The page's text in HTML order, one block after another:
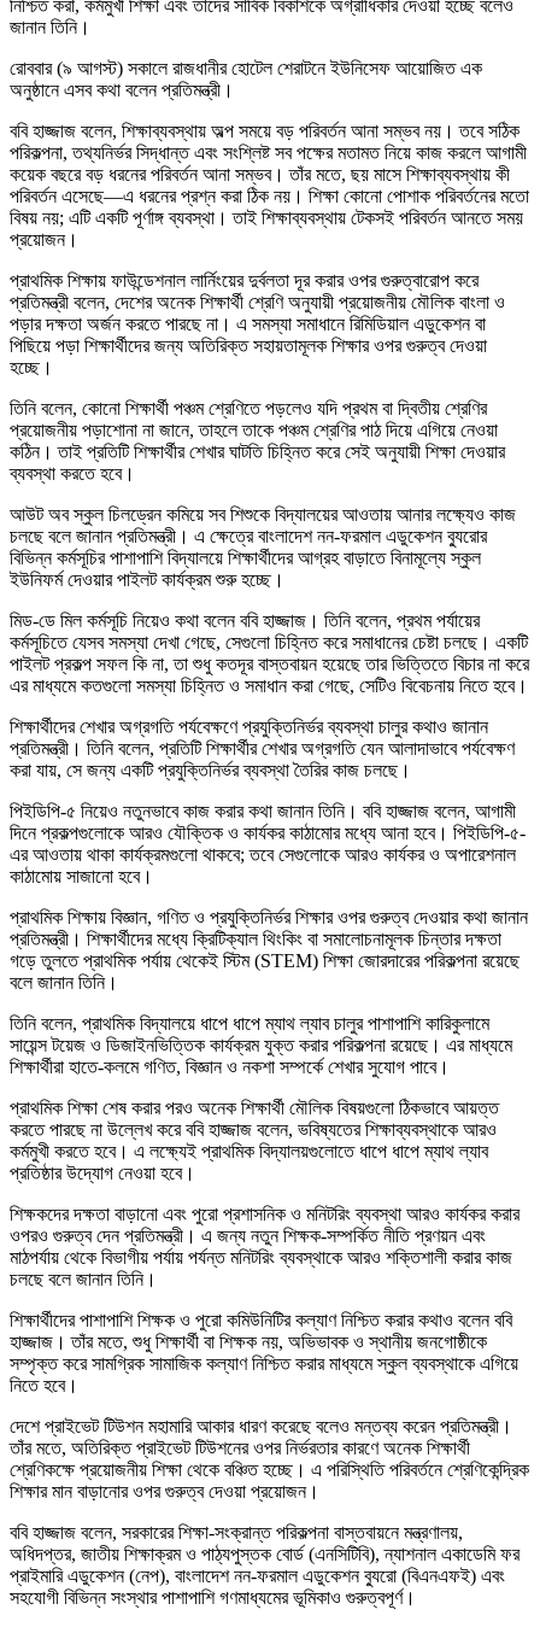
নিশ্চিত করা, কর্মমুখী শিক্ষা এবং তাদের সার্বিক বিকাশকে অগ্রাধিকার দেওয়া হচ্ছে বলেও
জানান তিনি।
রোববার (৯ আগস্ট) সকালে রাজধানীর হোটেল শেরাটনে ইউনিসেফ আয়োজিত এক
অনুষ্ঠানে এসব কথা বলেন প্রতিমন্ত্রী।
ববি হাজ্জাজ বলেন, শিক্ষাব্যবস্থায় অল্প সময়ে বড় পরিবর্তন আনা সম্ভব নয়। তবে সঠিক
পরিকল্পনা, তথ্যনির্ভর সিদ্ধান্ত এবং সংশ্লিষ্ট সব পক্ষের মতামত নিয়ে কাজ করলে আগামী
কয়েক বছরে বড় ধরনের পরিবর্তন আনা সম্ভব। তাঁর মতে, ছয় মাসে শিক্ষাব্যবস্থায় কী
পরিবর্তন এসেছে—এ ধরনের প্রশ্ন করা ঠিক নয়। শিক্ষা কোনো পোশাক পরিবর্তনের মতো
বিষয় নয়; এটি একটি পূর্ণাঙ্গ ব্যবস্থা। তাই শিক্ষাব্যবস্থায় টেকসই পরিবর্তন আনতে সময়
প্রয়োজন।
প্রাথমিক শিক্ষায় ফাউন্ডেশনাল লার্নিংয়ের দুর্বলতা দূর করার ওপর গুরুত্বারোপ করে
প্রতিমন্ত্রী বলেন, দেশের অনেক শিক্ষার্থী শ্রেণি অনুযায়ী প্রয়োজনীয় মৌলিক বাংলা ও
পড়ার দক্ষতা অর্জন করতে পারছে না। এ সমস্যা সমাধানে রিমিডিয়াল এডুকেশন বা
পিছিয়ে পড়া শিক্ষার্থীদের জন্য অতিরিক্ত সহায়তামূলক শিক্ষার ওপর গুরুত্ব দেওয়া
হচ্ছে।
তিনি বলেন, কোনো শিক্ষার্থী পঞ্চম শ্রেণিতে পড়লেও যদি প্রথম বা দ্বিতীয় শ্রেণির
প্রয়োজনীয় পড়াশোনা না জানে, তাহলে তাকে পঞ্চম শ্রেণির পাঠ দিয়ে এগিয়ে নেওয়া
কঠিন। তাই প্রতিটি শিক্ষার্থীর শেখার ঘাটতি চিহ্নিত করে সেই অনুযায়ী শিক্ষা দেওয়ার
ব্যবস্থা করতে হবে।
আউট অব স্কুল চিলড্রেন কমিয়ে সব শিশুকে বিদ্যালয়ের আওতায় আনার লক্ষ্যেও কাজ
চলছে বলে জানান প্রতিমন্ত্রী। এ ক্ষেত্রে বাংলাদেশ নন-ফরমাল এডুকেশন ব্যুরোর
বিভিন্ন কর্মসূচির পাশাপাশি বিদ্যালয়ে শিক্ষার্থীদের আগ্রহ বাড়াতে বিনামূল্যে স্কুল
ইউনিফর্ম দেওয়ার পাইলট কার্যক্রম শুরু হচ্ছে।
মিড-ডে মিল কর্মসূচি নিয়েও কথা বলেন ববি হাজ্জাজ। তিনি বলেন, প্রথম পর্যায়ের
কর্মসূচিতে যেসব সমস্যা দেখা গেছে, সেগুলো চিহ্নিত করে সমাধানের চেষ্টা চলছে। একটি
পাইলট প্রকল্প সফল কি না, তা শুধু কতদূর বাস্তবায়ন হয়েছে তার ভিত্তিতে বিচার না করে
এর মাধ্যমে কতগুলো সমস্যা চিহ্নিত ও সমাধান করা গেছে, সেটিও বিবেচনায় নিতে হবে।
শিক্ষার্থীদের শেখার অগ্রগতি পর্যবেক্ষণে প্রযুক্তিনির্ভর ব্যবস্থা চালুর কথাও জানান
প্রতিমন্ত্রী। তিনি বলেন, প্রতিটি শিক্ষার্থীর শেখার অগ্রগতি যেন আলাদাভাবে পর্যবেক্ষণ
করা যায়, সে জন্য একটি প্রযুক্তিনির্ভর ব্যবস্থা তৈরির কাজ চলছে।
পিইডিপি-৫ নিয়েও নতুনভাবে কাজ করার কথা জানান তিনি। ববি হাজ্জাজ বলেন, আগামী
দিনে প্রকল্পগুলোকে আরও যৌক্তিক ও কার্যকর কাঠামোর মধ্যে আনা হবে। পিইডিপি-৫-
এর আওতায় থাকা কার্যক্রমগুলো থাকবে; তবে সেগুলোকে আরও কার্যকর ও অপারেশনাল
কাঠামোয় সাজানো হবে।
প্রাথমিক শিক্ষায় বিজ্ঞান, গণিত ও প্রযুক্তিনির্ভর শিক্ষার ওপর গুরুত্ব দেওয়ার কথা জানান
প্রতিমন্ত্রী। শিক্ষার্থীদের মধ্যে ক্রিটিক্যাল থিংকিং বা সমালোচনামূলক চিন্তার দক্ষতা
গড়ে তুলতে প্রাথমিক পর্যায় থেকেই স্টিম (STEM) শিক্ষা জোরদারের পরিকল্পনা রয়েছে
বলে জানান তিনি।
তিনি বলেন, প্রাথমিক বিদ্যালয়ে ধাপে ধাপে ম্যাথ ল্যাব চালুর পাশাপাশি কারিকুলামে
সায়েন্স টয়েজ ও ডিজাইনভিত্তিক কার্যক্রম যুক্ত করার পরিকল্পনা রয়েছে। এর মাধ্যমে
শিক্ষার্থীরা হাতে-কলমে গণিত, বিজ্ঞান ও নকশা সম্পর্কে শেখার সুযোগ পাবে।
প্রাথমিক শিক্ষা শেষ করার পরও অনেক শিক্ষার্থী মৌলিক বিষয়গুলো ঠিকভাবে আয়ত্ত
করতে পারছে না উল্লেখ করে ববি হাজ্জাজ বলেন, ভবিষ্যতের শিক্ষাব্যবস্থাকে আরও
কর্মমুখী করতে হবে। এ লক্ষ্যেই প্রাথমিক বিদ্যালয়গুলোতে ধাপে ধাপে ম্যাথ ল্যাব
প্রতিষ্ঠার উদ্যোগ নেওয়া হবে।
শিক্ষকদের দক্ষতা বাড়ানো এবং পুরো প্রশাসনিক ও মনিটরিং ব্যবস্থা আরও কার্যকর করার
ওপরও গুরুত্ব দেন প্রতিমন্ত্রী। এ জন্য নতুন শিক্ষক-সম্পর্কিত নীতি প্রণয়ন এবং
মাঠপর্যায় থেকে বিভাগীয় পর্যায় পর্যন্ত মনিটরিং ব্যবস্থাকে আরও শক্তিশালী করার কাজ
চলছে বলে জানান তিনি।
শিক্ষার্থীদের পাশাপাশি শিক্ষক ও পুরো কমিউনিটির কল্যাণ নিশ্চিত করার কথাও বলেন ববি
হাজ্জাজ। তাঁর মতে, শুধু শিক্ষার্থী বা শিক্ষক নয়, অভিভাবক ও স্থানীয় জনগোষ্ঠীকে
সম্পৃক্ত করে সামগ্রিক সামাজিক কল্যাণ নিশ্চিত করার মাধ্যমে স্কুল ব্যবস্থাকে এগিয়ে
নিতে হবে।
দেশে প্রাইভেট টিউশন মহামারি আকার ধারণ করেছে বলেও মন্তব্য করেন প্রতিমন্ত্রী।
তাঁর মতে, অতিরিক্ত প্রাইভেট টিউশনের ওপর নির্ভরতার কারণে অনেক শিক্ষার্থী
শ্রেণিকক্ষে প্রয়োজনীয় শিক্ষা থেকে বঞ্চিত হচ্ছে। এ পরিস্থিতি পরিবর্তনে শ্রেণিকেন্দ্রিক
শিক্ষার মান বাড়ানোর ওপর গুরুত্ব দেওয়া প্রয়োজন।
ববি হাজ্জাজ বলেন, সরকারের শিক্ষা-সংক্রান্ত পরিকল্পনা বাস্তবায়নে মন্ত্রণালয়,
অধিদপ্তর, জাতীয় শিক্ষাক্রম ও পাঠ্যপুস্তক বোর্ড (এনসিটিবি), ন্যাশনাল একাডেমি ফর
প্রাইমারি এডুকেশন (নেপ), বাংলাদেশ নন-ফরমাল এডুকেশন ব্যুরো (বিএনএফই) এবং
সহযোগী বিভিন্ন সংস্থার পাশাপাশি গণমাধ্যমের ভূমিকাও গুরুত্বপূর্ণ।